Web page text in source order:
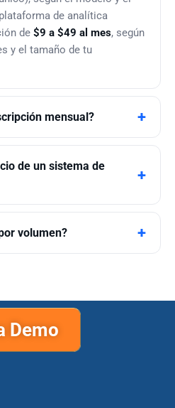
de analítica
de $9 a $49 al mes, según
y el tamaño de tu
mensual?
de un sistema de
volumen?
Demo